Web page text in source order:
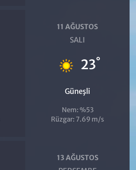
11 AĞUSTOS
SALI
23°
Güneşli
Nem: %53
Rüzgar: 7.69 m/s
13 AĞUSTOS